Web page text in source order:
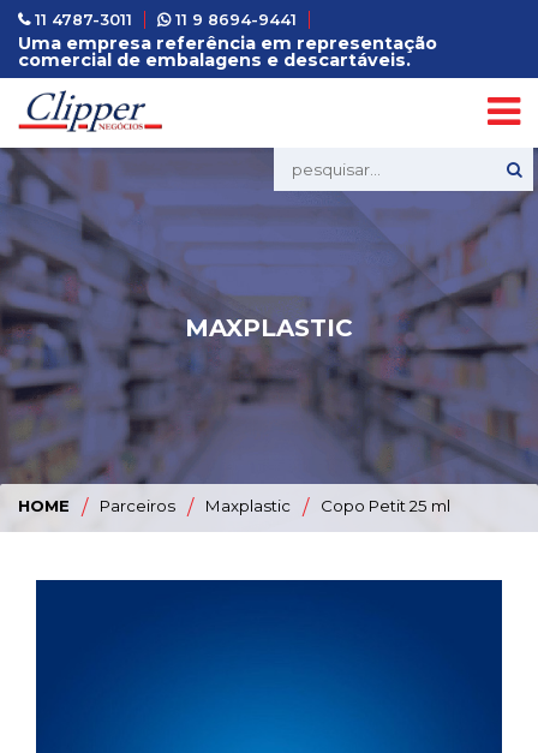
11 4787-3011 11 9 8694-9441
Uma empresa referência em representação
comercial de embalagens e descartáveis.
MAXPLASTIC
HOME / Parceiros / Maxplastic / Copo Petit 25 ml